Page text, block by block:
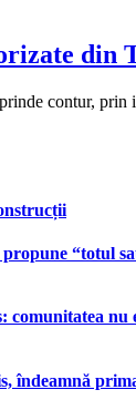
contur, prin
“totul